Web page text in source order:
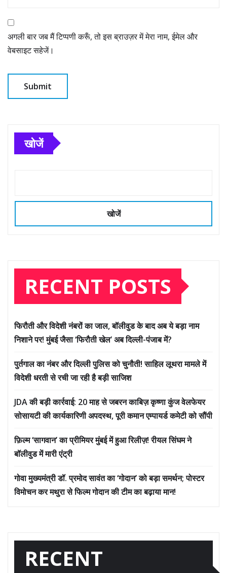
अगली बार जब मैं टिप्पणी करूँ, तो इस ब्राउज़र में मेरा नाम, ईमेल और
वेबसाइट सहेजें।
खोजें
खोजें
RECENT POSTS
फिरौती और विदेशी नंबरों का जाल, बॉलीवुड के बाद अब ये बड़ा नाम
निशाने पर! मुंबई जैसा ‘फिरौती खेल’ अब दिल्ली-पंजाब में?
पुर्तगाल का नंबर और दिल्ली पुलिस को चुनौती! साहिल लूथरा मामले में
विदेशी धरती से रची जा रही है बड़ी साजिश
JDA की बड़ी कार्रवाई: 20 माह से जबरन काबिज़ कृष्णा कुंज वेलफेयर
सोसायटी की कार्यकारिणी अपदस्थ, पूरी कमान एम्पायर्ड कमेटी को सौंपी
फ़िल्म ‘सागवान’ का प्रीमियर मुंबई में हुआ रिलीज़! रीयल सिंघम ने
बॉलीवुड में मारी एंट्री
गोवा मुख्यमंत्री डॉ. प्रमोद सावंत का ‘गोदान’ को बड़ा समर्थन; पोस्टर
विमोचन कर मथुरा से फिल्म गोदान की टीम का बढ़ाया मान!
RECENT